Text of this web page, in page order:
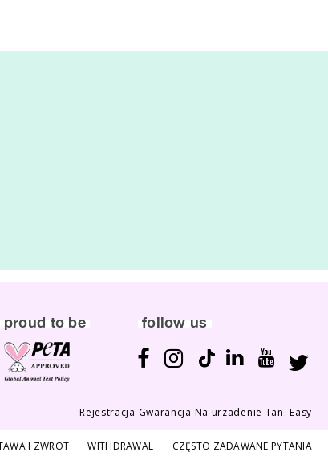
proud to be follow us
Rejestracja Gwarancja Na urzadenie Tan. Easy
I ZWROT WITHDRAWAL CZĘSTO ZADAWANE PYTANIA